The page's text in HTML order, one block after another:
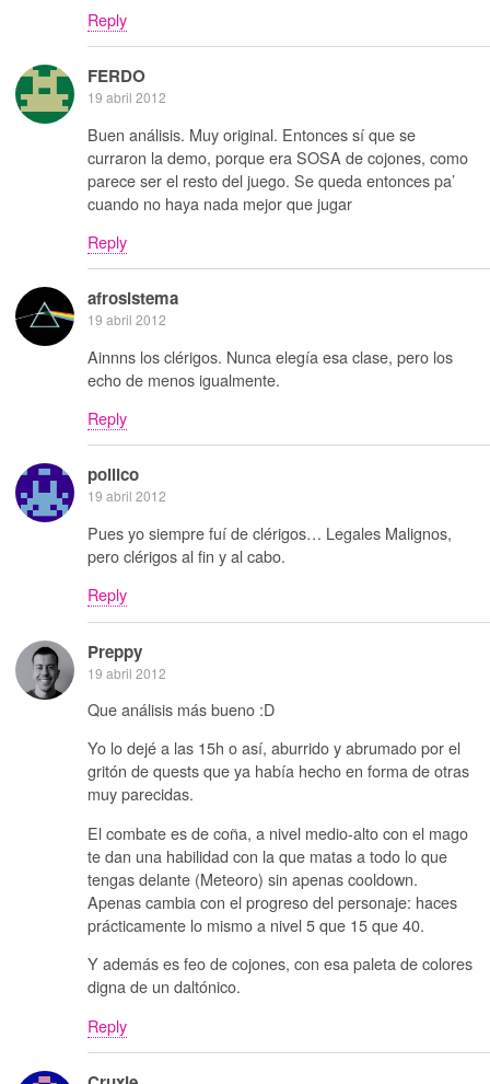
Reply
FERDO
19 abril 2012
Buen análisis. Muy original. Entonces sí que se
curraron la demo, porque era SOSA de cojones, como
parece ser el resto del juego. Se queda entonces pa’
cuando no haya nada mejor que jugar
Reply
afrosistema
19 abril 2012
Ainnns los clérigos. Nunca elegía esa clase, pero los
echo de menos igualmente.
Reply
pollico
19 abril 2012
Pues yo siempre fuí de clérigos… Legales Malignos,
pero clérigos al fin y al cabo.
Reply
Preppy
19 abril 2012
Que análisis más bueno :D
Yo lo dejé a las 15h o así, aburrido y abrumado por el
gritón de quests que ya había hecho en forma de otras
muy parecidas.
El combate es de coña, a nivel medio-alto con el mago
te dan una habilidad con la que matas a todo lo que
tengas delante (Meteoro) sin apenas cooldown.
Apenas cambia con el progreso del personaje: haces
prácticamente lo mismo a nivel 5 que 15 que 40.
Y además es feo de cojones, con esa paleta de colores
digna de un daltónico.
Reply